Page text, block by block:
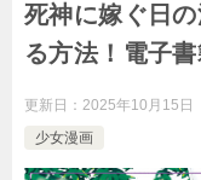
死神に嫁ぐ日
る方法！電子
更新日： 2025年10月15日
少女漫画